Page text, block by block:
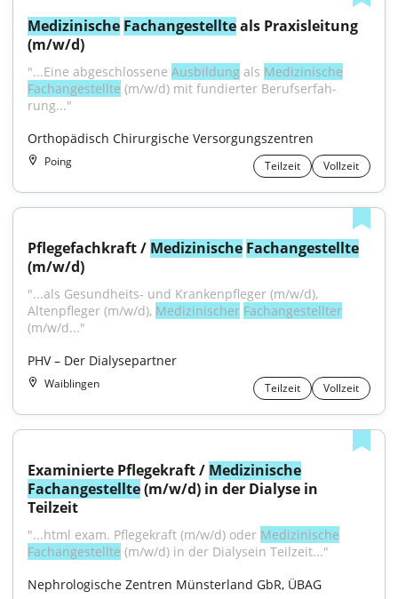
Medizinische Fachangestellte als Praxisleitung
(m/w/d)
"...Eine abgeschlossene Aus­bildung als Medizinische
Fach­an­ge­stellte (m/w/d) mit fundierter Berufs­er­fah­
rung..."
Orthopädisch Chirurgische Versorgungszentren
Poing Teilzeit Vollzeit
Pflegefachkraft / Medizinische Fachangestellte
(m/w/d)
"...als Gesundheits- und Krankenpfleger (m/w/d),
Altenpfleger (m/w/d), Medizinischer Fachangestellter
(m/w/d..."
PHV – Der Dialysepartner
Waiblingen Teilzeit Vollzeit
Examinierte Pflegekraft / Medizinische
Fachangestellte (m/w/d) in der Dialyse in
Teilzeit
"...html exam. Pflegekraft (m/w/d) oder Medizinische
Fachangestellte (m/w/d) in der Dialysein Teilzeit..."
Nephrologische Zentren Münsterland GbR, ÜBAG